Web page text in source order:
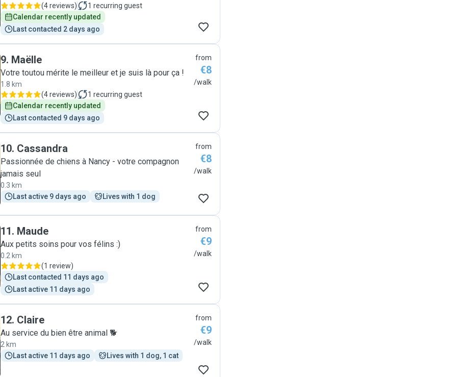
(4 reviews) 1 recurring guest
Calendar recently updated
Last contacted 2 days ago
9. Maëlle
Votre toutou mérite le meilleur et je suis là pour ça !
1.8 km
(4 reviews) 1 recurring guest
Calendar recently updated
Last contacted 9 days ago
from
€8
/walk
10. Cassandra
Passionnée de chiens à Nancy - votre compagnon
jamais seul
0.3 km
Last active 9 days ago
Lives with 1 dog
from
€8
/walk
11. Maude
Aux petits soins pour vos félins :)
0.2 km
(1 review)
Last contacted 11 days ago
Last active 11 days ago
from
€9
/walk
12. Claire
Au service du bien être animal 🐕
2 km
Last active 11 days ago
Lives with 1 dog, 1 cat
from
€9
/walk